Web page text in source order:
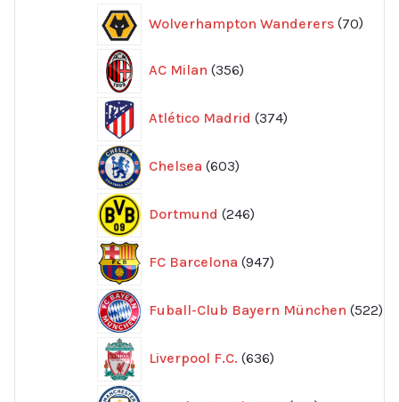
Wolverhampton Wanderers 70
AC Milan 356
produkter
Atlético Madrid 374
produkter
Chelsea 603
produkter
Dortmund 246
produkter
FC Barcelona 947
produkter
Fuball-Club Bayern München 522
Liverpool F.C. 636
produkter